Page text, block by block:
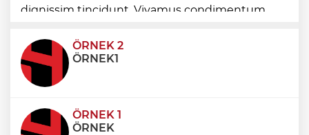
dignissim tincidunt. Vivamus condimentum
condimentum eros et, faucibus sapien. Praese
ÖRNEK 2
ÖRNEK1
ÖRNEK 1
ÖRNEK